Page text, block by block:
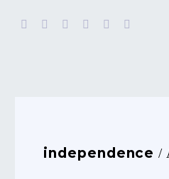
independence/